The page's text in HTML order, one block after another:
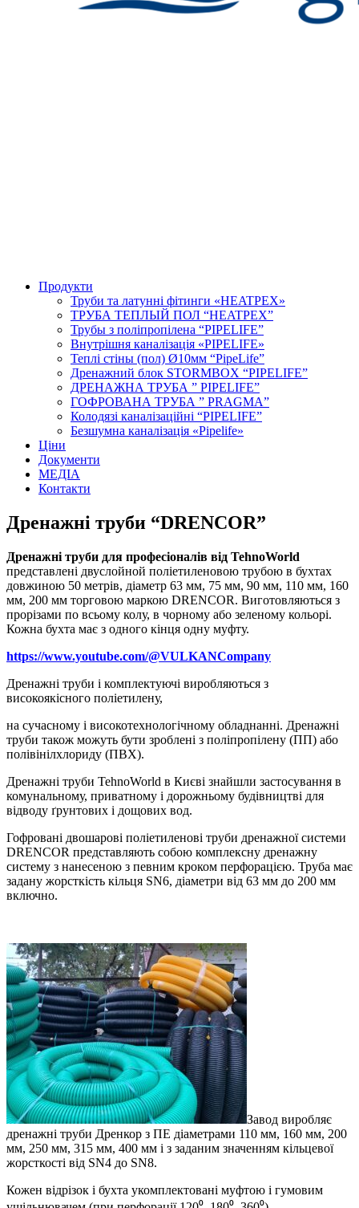
Продукти
Труби та латунні фітинги «HEATPEX»
ТРУБА ТЕПЛЫЙ ПОЛ “HEATPEX”
Трубы з поліпропілена “PIPELIFE”
Внутрішня каналізація «PIPELIFE»
Теплі стіны (пол) Ø10мм “PipeLife”
Дренажний блок STORMBOX “PIPELIFE”
ДРЕНАЖНА ТРУБА ” PIPELIFE”
ГОФРОВАНА ТРУБА ” PRAGMA”
Колодязі каналізаційні “PIPELIFE”
Безшумна каналізація «Pipelife»
Ціни
Документи
МЕДІА
Контакти
Дренажні труби “DRENCOR”
Дренажні труби для професіоналів від TehnoWorld
представлені двуслойной поліетиленовою трубою в бухтах
довжиною 50 метрів, діаметр 63 мм, 75 мм, 90 мм, 110 мм, 160
мм, 200 мм торговою маркою DRENCOR. Виготовляються з
прорізами по всьому колу, в чорному або зеленому кольорі.
Кожна бухта має з одного кінця одну муфту.
https://www.youtube.com/@VULKANCompany
Дренажні труби і комплектуючі виробляються з
високоякісного поліетилену,
на сучасному і високотехнологічному обладнанні. Дренажні
труби також можуть бути зроблені з поліпропілену (ПП) або
полівінілхлориду (ПВХ).
Дренажні труби TehnoWorld в Києві знайшли застосування в
комунальному, приватному і дорожньому будівництві для
відводу ґрунтових і дощових вод.
Гофровані двошарові поліетиленові труби дренажної системи
DRENCOR представляють собою комплексну дренажну
систему з нанесеною з певним кроком перфорацією. Труба має
задану жорсткість кільця SN6, діаметри від 63 мм до 200 мм
включно.
Завод виробляє
дренажні труби Дренкор з ПЕ діаметрами 110 мм, 160 мм, 200
мм, 250 мм, 315 мм, 400 мм і з заданим значенням кільцевої
жорсткості від SN4 до SN8.
Кожен відрізок і бухта укомплектовані муфтою і гумовим